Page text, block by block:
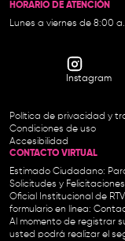
HORARIO DE ATENCIÓN
Lunes a viernes de 8:00
Instagram
Política de privacidad y
Condiciones de uso
Accesibilidad
CONTACTO VIRTUAL
Estimado Ciudadano:
Solicitudes y
Oficial Institucional de
formulario en línea:
Al momento de registrar
usted podrá realizar el